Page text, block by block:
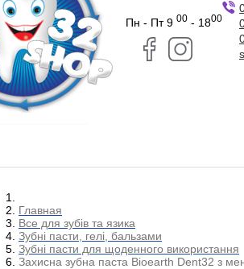
Пн - Пт 9 00 - 1800
Главная
Все для зубів та язика
Зубні пасти, гелі, бальзами
Зубні пасти для щоденного використання
Захисна зубна паста Bioearth Dent32 з